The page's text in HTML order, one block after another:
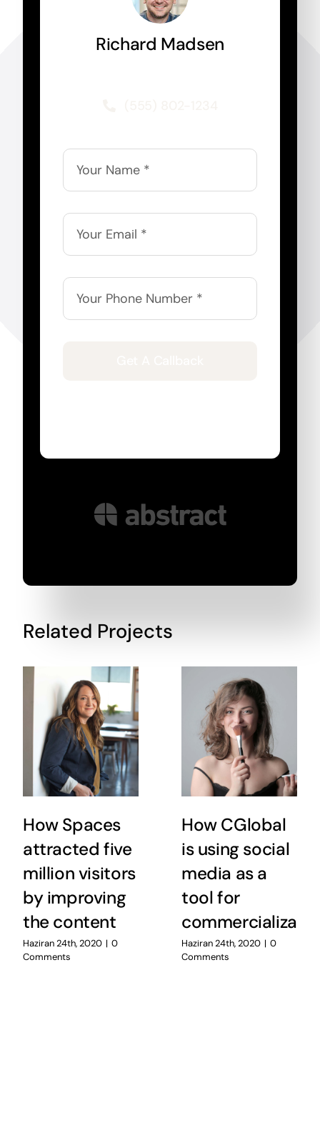
Richard Madsen
Related Projects
How Spaces
attracted five
million visitors
by improving
the content
Haziran 24th, 2020 | 0
Comments
How CGlobal
is using social
media as a
tool for
Haziran 24th, 2020 | 0
Comments